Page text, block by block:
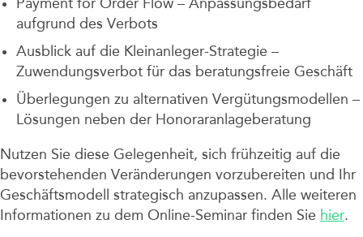
aufgrund des Verbots
Ausblick auf die Kleinanleger-Strategie –
Zuwendungsverbot für das beratungsfreie Geschäft
Überlegungen zu alternativen Vergütungsmodellen –
Lösungen neben der Honoraranlageberatung
Nutzen Sie diese Gelegenheit, sich frühzeitig auf die
bevorstehenden Veränderungen vorzubereiten und Ihr
Geschäftsmodell strategisch anzupassen. Alle weiteren
Informationen zu dem Online-Seminar finden Sie hier.